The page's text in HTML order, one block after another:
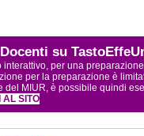
su
per una
per la preparazione è
MIUR, è possibile quindi
AL SITO